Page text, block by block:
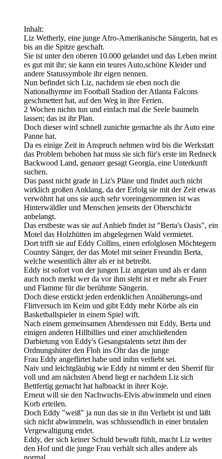
Inhalt:
Liz Wetherly, eine junge Afro-Amerikanische Sängerin, hat es
bis an die Spitze geschaft.
Sie ist unter den oberen 10.000 gelandet und das Leben meint
es gut mit ihr; sie kann ein teures Auto,schöne Kleider und
andere Statussymbole ihr eigen nennen.
Nun befindet sich Liz, nachdem sie eben noch die
Nationalhymne im Football Stadion der Atlanta Falcons
geschmettert hat, auf den Weg in ihre Ferien.
2 Wochen nichts tun und einfach mal die Seele baumeln
lassen; das ist ihr Plan.
Doch dieser wird schnell zunichte gemachte als ihr Auto eine
Panne hat.
Da es einige Zeit in Anspruch nehmen wird bis die Werkstatt
das Problem behoben hat muss sie sich für's erste im Redneck
Backwood Land, genauer gesagt Georgia, eine Unterkunft
suchen.
Das passt nicht grade in Liz's Pläne und findet auch nicht
wirklich großen Anklang, da der Erfolg sie mit der Zeit etwas
verwöhnt hat uns sie auch sehr voreingenommen ist was
Hinterwäldler und Menschen jenseits der Oberschicht
anbelangt.
Das erstbeste was sie auf Anhieb findet ist "Berta's Oasis", ein
Motel das Holzhütten im abgelegenen Wald vermietet.
Dort trifft sie auf Eddy Collins, einen erfolglosen Möchtegern
Country Sänger, der das Motel mit seiner Freundin Berta,
welche wesentlich älter als er ist betreibt.
Eddy ist sofort von der jungen Liz angetan und als er dann
auch noch merkt wer da vor ihm steht ist er mehr als Feuer
und Flamme für die berühmte Sängerin.
Doch diese erstickt jeden erdenklichen Annäherungs-und
Flirtversuch im Keim und gibt Eddy mehr Körbe als ein
Basketballspieler in einem Spiel wift.
Nach einem gemeinsamen Abendessen mit Eddy, Berta und
einigen anderen Hillbillies und einer anschließenden
Darbietung von Eddy's Gesangstalents setzt ihm der
Ordnungshüter den Floh ins Ohr das die junge
Frau Eddy angeflirtet habe und inihn verliebt sei.
Naiv und leichtgläubig wie Eddy ist nimmt er den Sherrif für
voll und am nächsten Abend liegt er nachdem Liz sich
Bettfertig gemacht hat halbnackt in ihrer Koje.
Erneut will sie den Nachwuchs-Elvis abwimmeln und einen
Korb erteilen.
Doch Eddy "weiß" ja nun das sie in ihn Verliebt ist und läßt
sich nicht abwimmeln, was schlussendlich in einer brutalen
Vergewaltigung endet.
Eddy, der sich keiner Schuld bewußt fühlt, macht Liz weiter
den Hof und die junge Frau verhält sich alles andere als
normal.